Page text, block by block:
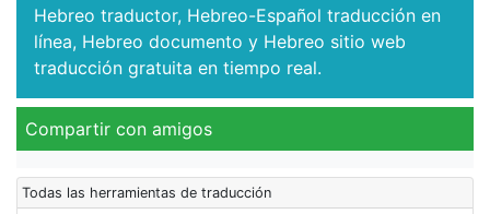
Hebreo traductor, Hebreo-Español traducción en
línea, Hebreo documento y Hebreo sitio web
traducción gratuita en tiempo real.
Compartir con amigos
Todas las herramientas de traducción